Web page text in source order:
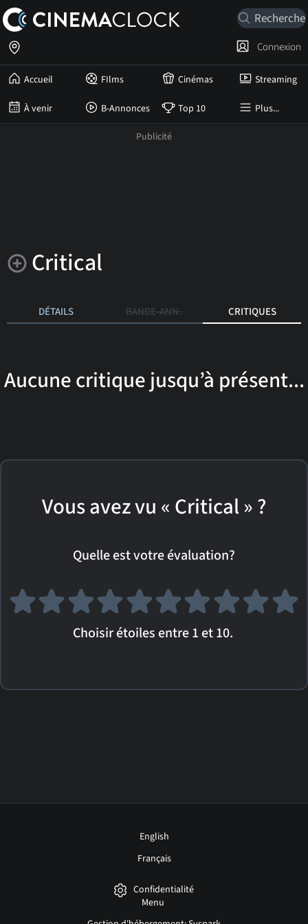
Accueil FIlms Cinémas Streaming
À venir B-Annonces Top 10 Plus...
Connexion
Critical
DÉTAILS BANDE-ANN. CRITIQUES
Aucune critique jusqu’à présent...
Vous avez vu « Critical » ?
Quelle est votre évaluation?
Choisir étoiles entre 1 et 10.
English
Français
Confidentialité
Menu